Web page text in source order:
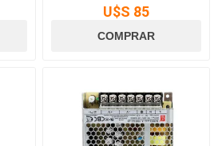
U$S 85